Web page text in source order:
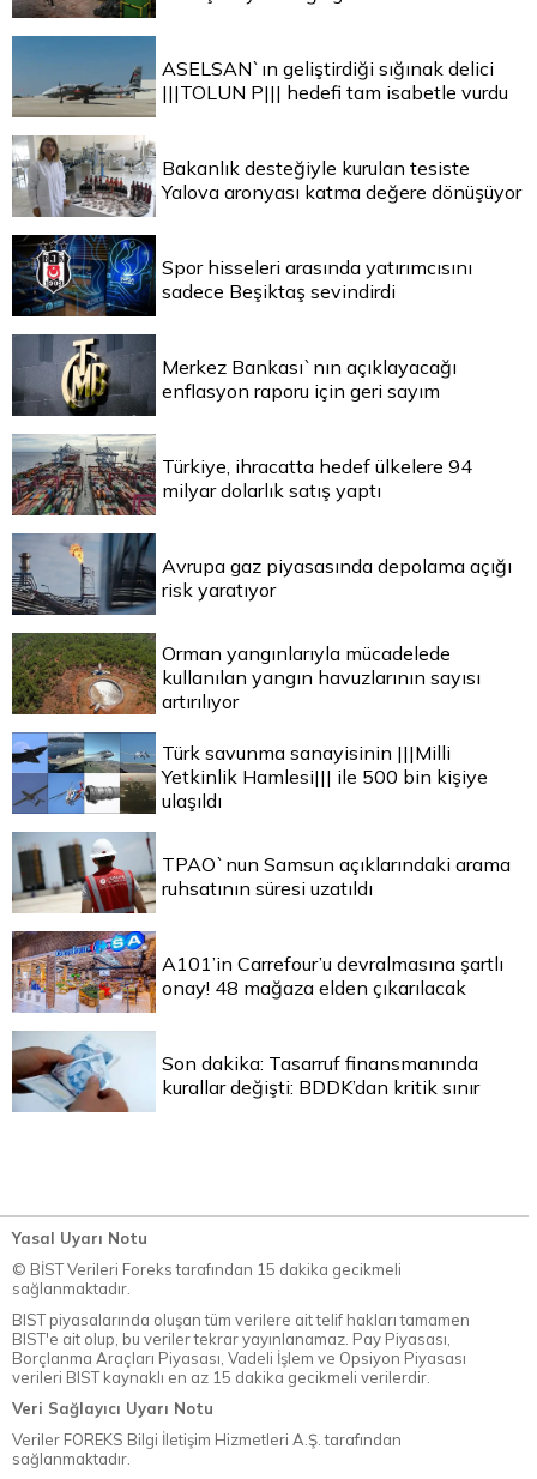
ASELSAN`ın geliştirdiği sığınak delici
|||TOLUN P||| hedefi tam isabetle vurdu
Bakanlık desteğiyle kurulan tesiste
Yalova aronyası katma değere dönüşüyor
Spor hisseleri arasında yatırımcısını
sadece Beşiktaş sevindirdi
Merkez Bankası`nın açıklayacağı
enflasyon raporu için geri sayım
Türkiye, ihracatta hedef ülkelere 94
milyar dolarlık satış yaptı
Avrupa gaz piyasasında depolama açığı
risk yaratıyor
Orman yangınlarıyla mücadelede
kullanılan yangın havuzlarının sayısı
artırılıyor
Türk savunma sanayisinin |||Milli
Yetkinlik Hamlesi||| ile 500 bin kişiye
ulaşıldı
TPAO`nun Samsun açıklarındaki arama
ruhsatının süresi uzatıldı
A101’in Carrefour’u devralmasına şartlı
onay! 48 mağaza elden çıkarılacak
Son dakika: Tasarruf finansmanında
kurallar değişti: BDDK’dan kritik sınır
Yasal Uyarı Notu
© BİST Verileri Foreks tarafından 15 dakika gecikmeli
sağlanmaktadır.
BIST piyasalarında oluşan tüm verilere ait telif hakları tamamen
BIST'e ait olup, bu veriler tekrar yayınlanamaz. Pay Piyasası,
Borçlanma Araçları Piyasası, Vadeli İşlem ve Opsiyon Piyasası
verileri BIST kaynaklı en az 15 dakika gecikmeli verilerdir.
Veri Sağlayıcı Uyarı Notu
Veriler FOREKS Bilgi İletişim Hizmetleri A.Ş. tarafından
sağlanmaktadır.